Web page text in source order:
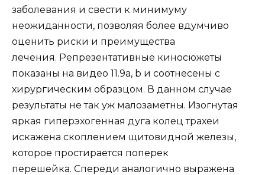
заболевания и свести к минимуму
неожиданности, позволяя более вдумчиво
оценить риски и преимущества
лечения. Репрезентативные киносюжеты
показаны на видео 11.9a, b и соотнесены с
хирургическим образцом. В данном случае
результаты не так уж малозаметны. Изогнутая
яркая гиперэхогенная дуга колец трахеи
искажена скоплением щитовидной железы,
которое простирается поперек
перешейка. Спереди аналогично выражена